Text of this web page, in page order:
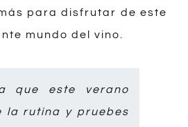
para disfrutar de este
mundo del vino.
que este verano
la rutina y pruebes